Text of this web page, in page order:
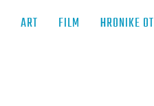
ART FILM HRONIKE